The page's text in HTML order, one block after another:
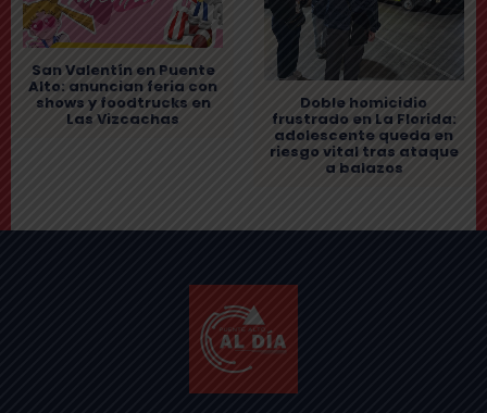
San Valentín en Puente
Alto: anuncian feria con
shows y foodtrucks en
Las Vizcachas
Doble homicidio
frustrado en La Florida:
adolescente queda en
riesgo vital tras ataque
a balazos